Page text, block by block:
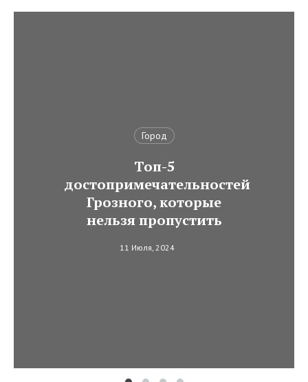
Город
Топ-5
достопримечательностей
Грозного, которые
нельзя пропустить
11 Июля, 2024